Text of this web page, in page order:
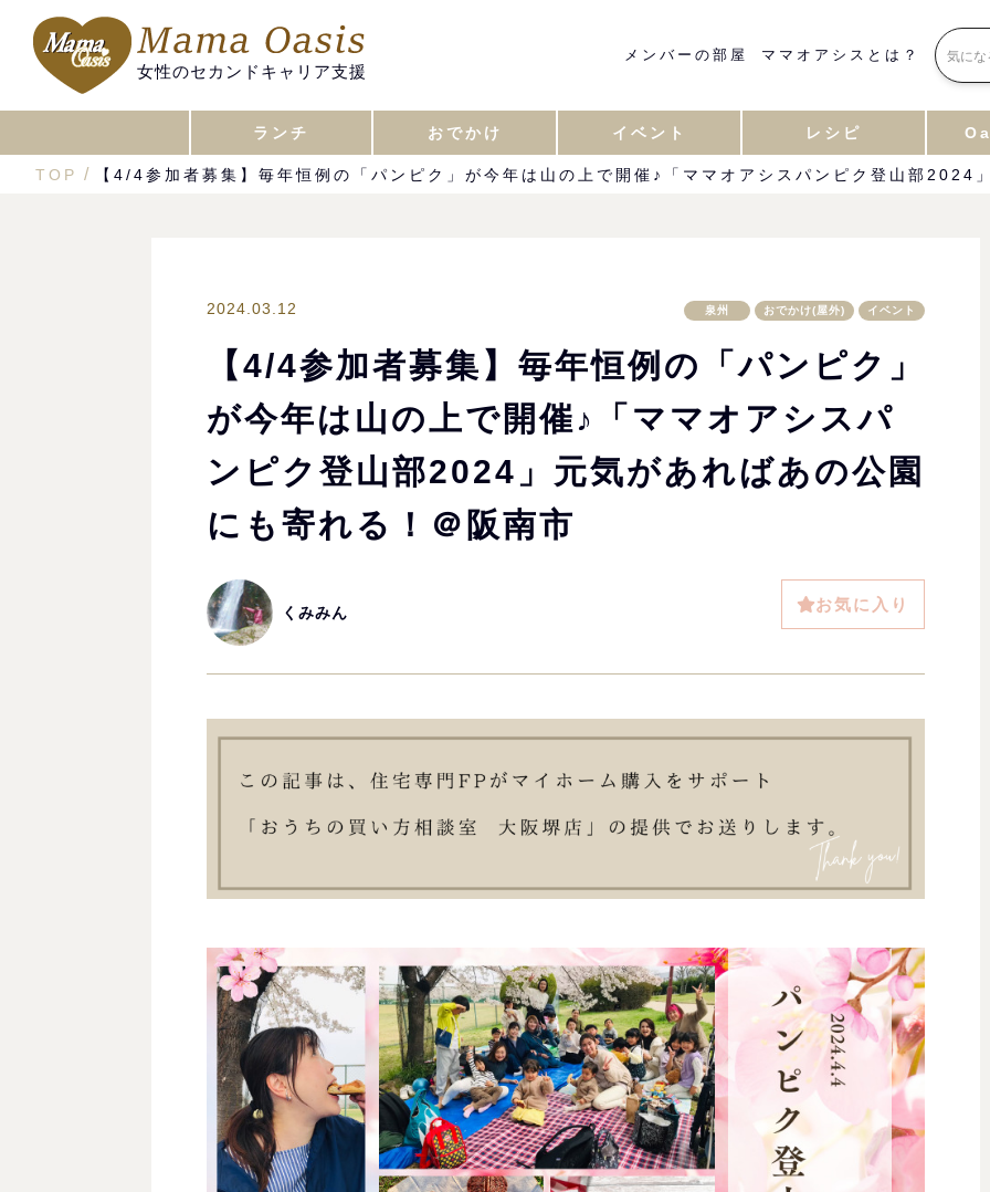
女性のセカンドキャリア支援
メンバーの部屋 ママオアシスとは？
ランチ おでかけ イベント レシピ
TOP 【4/4参加者募集】毎年恒例の「パンピク」が今年は山の上で開催♪「ママオアシスパンピク登山部2024
2024.03.12 泉州 おでかけ(屋外) イベント
【4/4参加者募集】毎年恒例の「パンピク」
が今年は山の上で開催♪「ママオアシスパ
ンピク登山部2024」元気があればあの公園
にも寄れる！＠阪南市
くみみん お気に入り